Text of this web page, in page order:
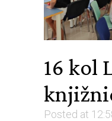
16 kol
Posted at